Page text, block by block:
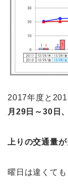
2017年度と
月29日～30日
上りの交通量
曜日は違くても